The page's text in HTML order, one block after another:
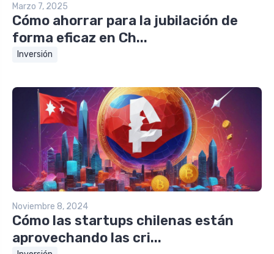
Marzo 7, 2025
Cómo ahorrar para la jubilación de
forma eficaz en Ch...
Inversión
Noviembre 8, 2024
Cómo las startups chilenas están
aprovechando las cri...